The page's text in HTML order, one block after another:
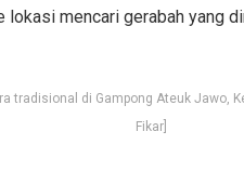
mencari gerabah yang
tradisional di Gampong Ateuk Jawo,
Fikar]